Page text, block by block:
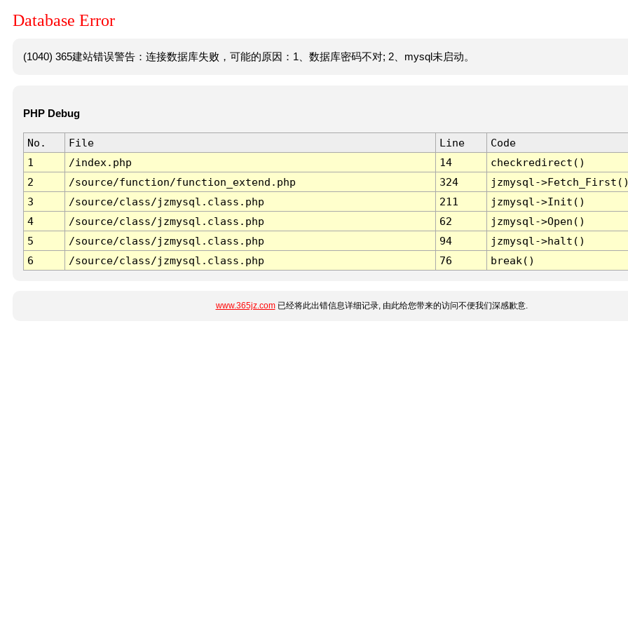
Database Error
(1040) 365建站错误警告：连接数据库失败，可能的原因：1、数据库密码不对; 2、mysql未启动。
PHP Debug
No. File Line
Code
1
/index.php 14
checkredirect()
2
/source/function/function_extend.php 324
jzmysql-
3
/source/class/jzmysql.class.php 211
jzmysql->Init()
4
/source/class/jzmysql.class.php 62
jzmysql->Open()
5
/source/class/jzmysql.class.php 94
jzmysql->halt()
6
/source/class/jzmysql.class.php 76 break()
www.365jz.com已经将此出错信息详细记录, 由此给您带来的访问不便我们深感歉意.